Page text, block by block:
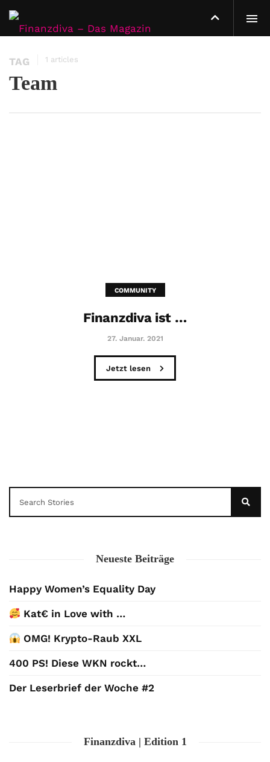
TAG 1 articles
Team
COMMUNITY
Finanzdiva ist …
27. Januar. 2021
Jetzt lesen
Neueste Beiträge
Happy Women’s Equality Day
Kat€ in Love with …
OMG! Krypto-Raub XXL
400 PS! Diese WKN rockt…
Der Leserbrief der Woche #2
Finanzdiva | Edition 1